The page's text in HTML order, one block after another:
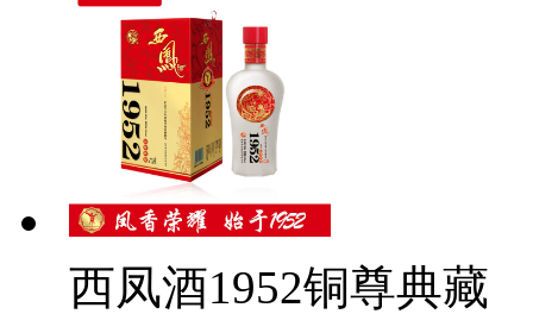
西凤酒1952铜尊典藏